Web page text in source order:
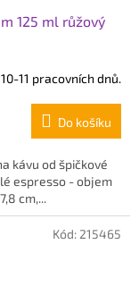
125 ml růžový
11 pracovních dnů.
Do košíku
kávu od špičkové
espresso - objem
cm,...
Kód: 215465